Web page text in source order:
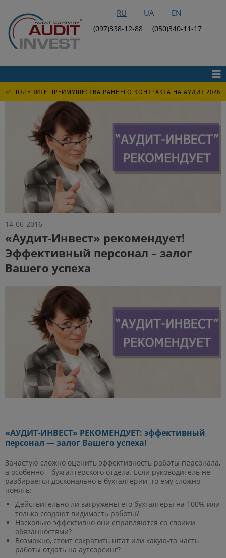
RU UA EN
(097)338-12-88 (050)340-11-17
✅ ПОЛУЧИТЕ ПРЕИМУЩЕСТВА РАННЕГО КОНТРАКТА НА АУДИТ 2026
14-06-2016
«Аудит-Инвест» рекомендует!
Эффективный персонал – залог
Вашего успеха
«АУДИТ-ИНВЕСТ» РЕКОМЕНДУЕТ: эффективный
персонал — залог Вашего успеха!
Зачастую сложно оценить эффективность работы персонала,
а особенно – бухгалтерского отдела. Если руководитель не
разбирается досконально в бухгалтерии, то ему сложно
понять:
Действительно ли загружены его бухгалтеры на 100% или
только создают видимость работы?
Насколько эффективно они справляются со своими
обязанностями?
Возможно, стоит сократить штат или какую-то часть
работы отдать на аутсорсинг?